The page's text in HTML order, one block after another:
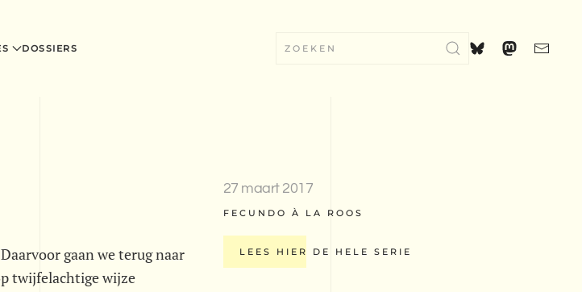
DOSSIERS
gaan we terug naar
twijfelachtige wijze
27 maart 2017
FECUNDO À LA ROOS
LEES HIER DE HELE SERIE